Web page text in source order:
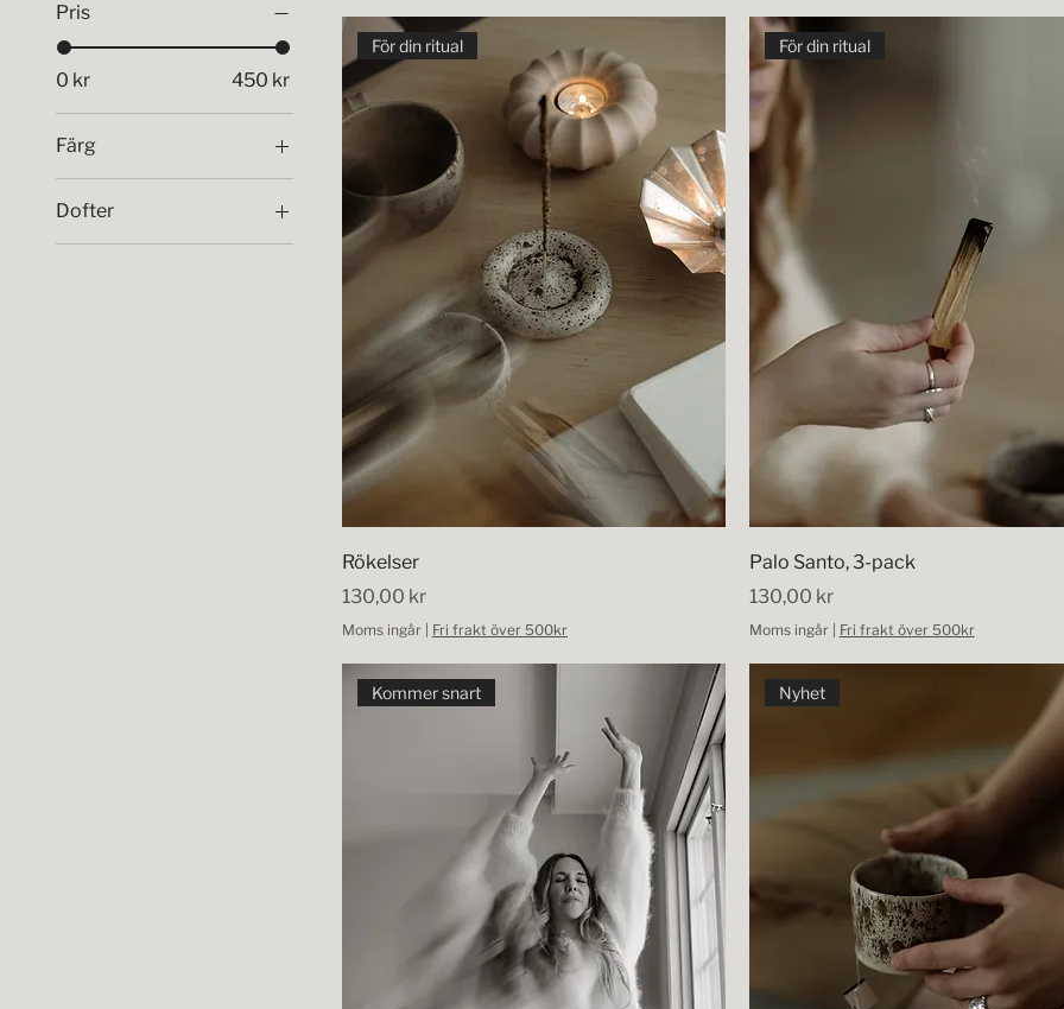
Pris
0 kr 450 kr
Färg
Dofter
Kundalini
För din ritual
Rökelser
Pris
130,00 kr
Moms ingår Fri frakt över 500kr
För din ritual
Palo Santo, 3-pack
Pris
130,00 kr
Moms ingår Fri frakt över 500kr
Kommer snart Nyhet